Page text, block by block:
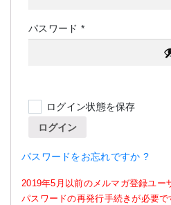
パスワード *必
須
ログイン状態を保存
ログイン
パスワードをお忘れですか ?
2019年5月以前のメルマガ登録ユー
パスワードの再発行手続きが必要で